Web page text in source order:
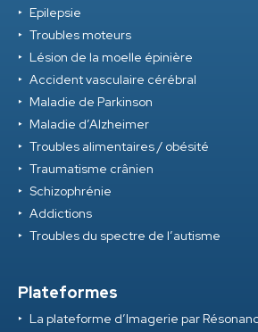
Epilepsie
Troubles moteurs
Lésion de la moelle épinière
Accident vasculaire cérébral
Maladie de Parkinson
Maladie d’Alzheimer
Troubles alimentaires / obésité
Traumatisme crânien
Schizophrénie
Addictions
Troubles du spectre de l’autisme
Plateformes
La plateforme d’Imagerie par